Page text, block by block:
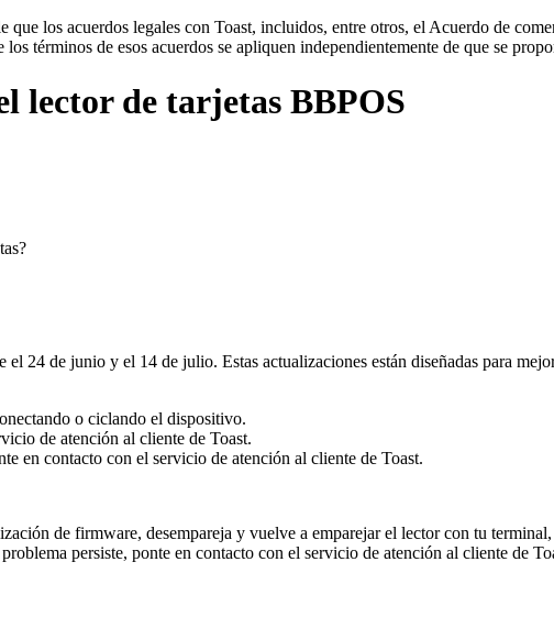
los acuerdos legales con Toast, incluidos, entre otros, el Acuerdo de
términos de esos acuerdos se apliquen independientemente de que se
lector de tarjetas BBPOS
24 de junio y el 14 de julio. Estas actualizaciones están diseñadas para
o ciclando el dispositivo.
de atención al cliente de Toast.
en contacto con el servicio de atención al cliente de Toast.
de firmware, desempareja y vuelve a emparejar el lector con tu
persiste, ponte en contacto con el servicio de atención al cliente de